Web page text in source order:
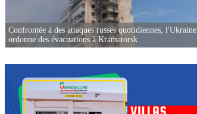
Confrontée à des attaques russes quotidiennes, l'Ukraine
ordonne des évacuations à Kramatorsk